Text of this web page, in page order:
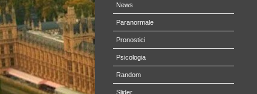
News
Paranormale
Pronostici
Psicologia
Random
Slider